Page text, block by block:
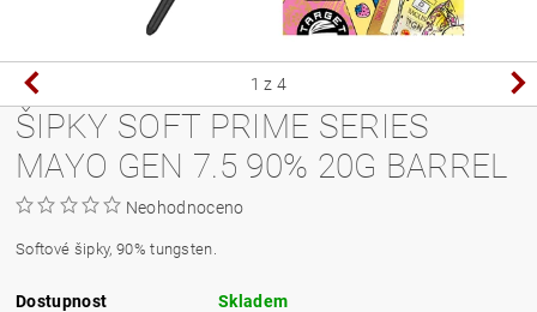
1 z 4
ŠIPKY SOFT PRIME SERIES
MAYO GEN 7.5 90% 20G BARREL
Neohodnoceno
Softové šipky, 90% tungsten.
Dostupnost Skladem